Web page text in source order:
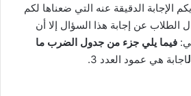
الإجابة الدقيقة عنه التي ضعناها لكم
الطلاب عن إجابة هذا السؤال إلا أن
فيما يلي جزء من جدول الضرب ما
اجابة هي عمود العدد 3.